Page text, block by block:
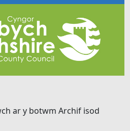
ar y botwm Archif isod